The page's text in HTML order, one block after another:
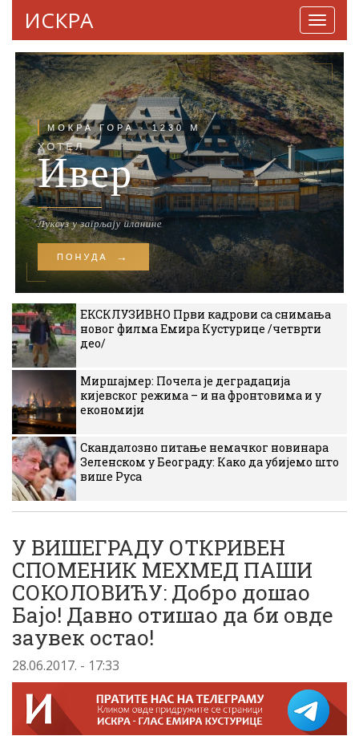
ИСКРА
ЕКСКЛУЗИВНО Први кадрови са снимања
новог филма Емира Кустурице /четврти
део/
Миршајмер: Почела је деградација
кијевског режима – и на фронтовима и у
економији
Скандалозно питање немачког новинара
Зеленском у Београду: Како да убијемо што
више Руса
У ВИШЕГРАДУ ОТКРИВЕН
СПОМЕНИК МЕХМЕД ПАШИ
СОКОЛОВИЋУ: Добро дошао
Бајо! Давно отишао да би овде
заувек остао!
28.06.2017. - 17:33